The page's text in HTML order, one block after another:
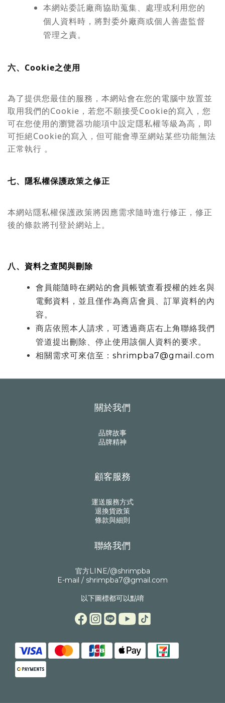
本網站委託廠商協助蒐集、處理或利用您的
個人資料時，將對委外廠商或個人善盡監督
管理之責。
六、Cookie之使用
為了提供您最佳的服務，本網站會在您的電腦中放置並
取用我們的Cookie，若您不願接受Cookie的寫入，您
可在您使用的瀏覽器功能項中設定隱私權等級為高，即
可拒絕Cookie的寫入，但可能會導至網站某些功能無法
正常執行 。
七、隱私權保護政策之修正
本網站隱私權保護政策將因應需求隨時進行修正，修正
後的條款將刊登於網站上。
八、資料之查閱與刪除
會員能隨時在網站的會員帳號查看授權的姓名與
電郵資料，並且僅作為商店會員、訂單資料的內
容。
商店依照本人請求，可透過商店右上角聯絡我們
管道提出刪除、停止使用該個人資料的要求。
相關需求可來信至： shrimpba7@gmail.com
關於我們
品牌故事
品牌精神
顧客服務
運送服務方式
退換貨政策
條款與細則
聯絡我們
官方LINE/@shrimpba
E-mail / shrimpba7@gmail.com
以下圖標都可以點唷